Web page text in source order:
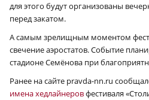
для этого будут организованы
перед закатом.
А самым зрелищным моментом
свечение аэростатов. Событие
стадионе Семёнова при
Ранее на сайте pravda-nn.ru
имена хедлайнеровфестиваля